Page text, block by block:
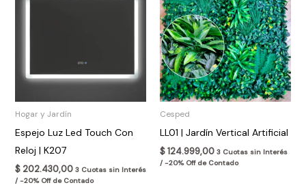
Hogar y Jardín
Espejo Luz Led Touch Con
Reloj | K207
$202.430,00 3 Cuotas sin Interés
/ -20% Off de Contado
Cesped
LL01 | Jardín Vertical Artificial
$124.999,00 3 Cuotas sin Interés
/ -20% Off de Contado